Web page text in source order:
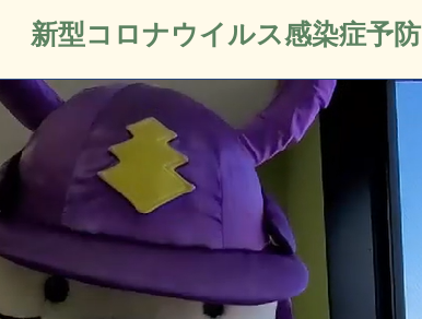
新型コロナウイルス感染症予防